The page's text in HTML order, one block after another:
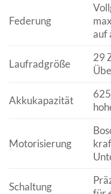
Federung
auf
Laufradgröße
29
Akkukapazität
Motorisierung
Schaltung